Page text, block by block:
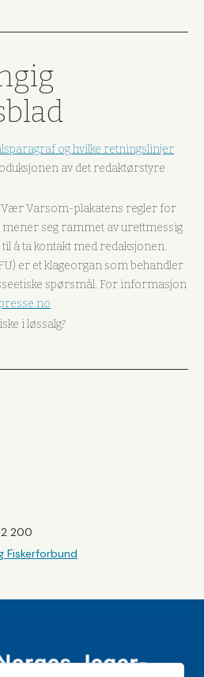
og hvilke retningslinjer
av det redaktørstyre
Vær Varsom-plakatens regler for
mener seg rammet av urettmessig
å ta kontakt med redaksjonen.
er et klageorgan som behandler
spørsmål. For informasjon
i løssalg?
200
Fiskerforbund